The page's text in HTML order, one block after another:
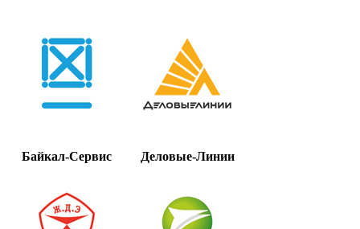
Байкал-Сервис Деловые-Линии